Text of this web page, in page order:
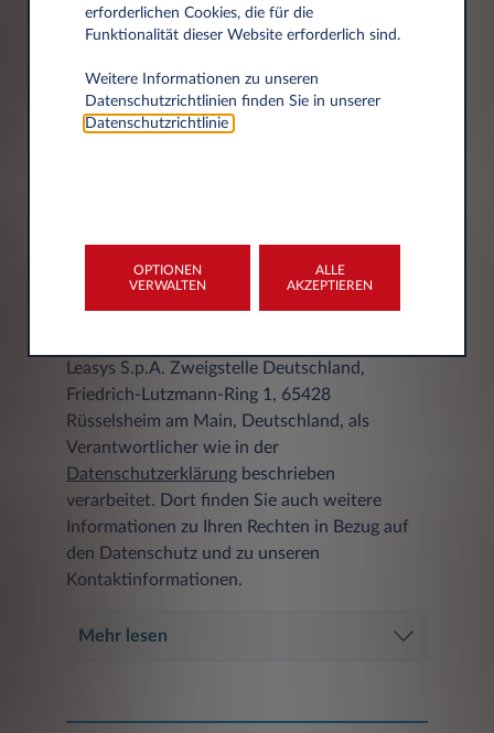
Stadt
DATENSCHUTZERKLÄRUNG
Leasys S.p.A. Zweigstelle Deutschland,
Friedrich-Lutzmann-Ring 1, 65428
Rüsselsheim am Main, Deutschland, als
Verantwortlicher wie in der
Datenschutzerklärung beschrieben
verarbeitet. Dort finden Sie auch weitere
Informationen zu Ihren Rechten in Bezug auf
den Datenschutz und zu unseren
Kontaktinformationen.
Mehr lesen
erforderlichen Cookies, die für die
Funktionalität dieser Website erforderlich sind.
Weitere Informationen zu unseren
Datenschutzrichtlinien finden Sie in unserer
Datenschutzrichtlinie.
OPTIONEN
VERWALTEN
ALLE
AKZEPTIEREN